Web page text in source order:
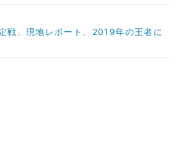
戦」現地レポート、2019年の王者に